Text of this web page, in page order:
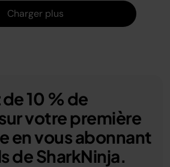
Charger plus
10 % de
votre première
en vous abonnant
de SharkNinja.